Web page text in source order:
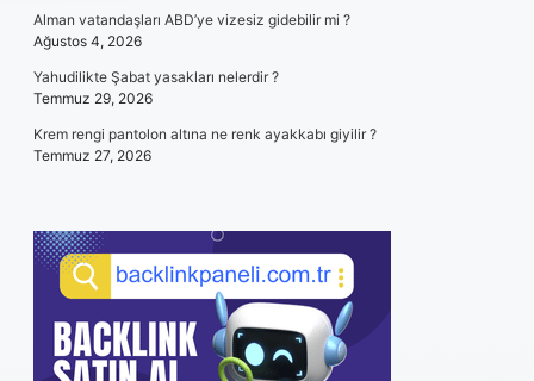
Alman vatandaşları ABD’ye vizesiz gidebilir mi ?
Ağustos 4, 2026
Yahudilikte Şabat yasakları nelerdir ?
Temmuz 29, 2026
Krem rengi pantolon altına ne renk ayakkabı giyilir ?
Temmuz 27, 2026